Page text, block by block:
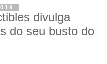
divulga
do seu busto do